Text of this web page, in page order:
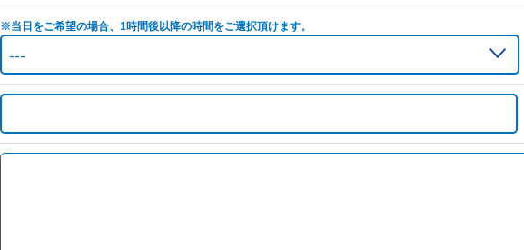
※当日をご希望の場合、1時間後以降の時間をご選択頂けます。